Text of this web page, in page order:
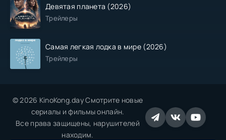
Девятая планета (2026)
Трейлеры
Самая легкая лодка в мире (2026)
Трейлеры
© 2026 KinoKong.day Смотрите новые
сериалы и фильмы онлайн.
Все права защищены, нарушителей
находим.